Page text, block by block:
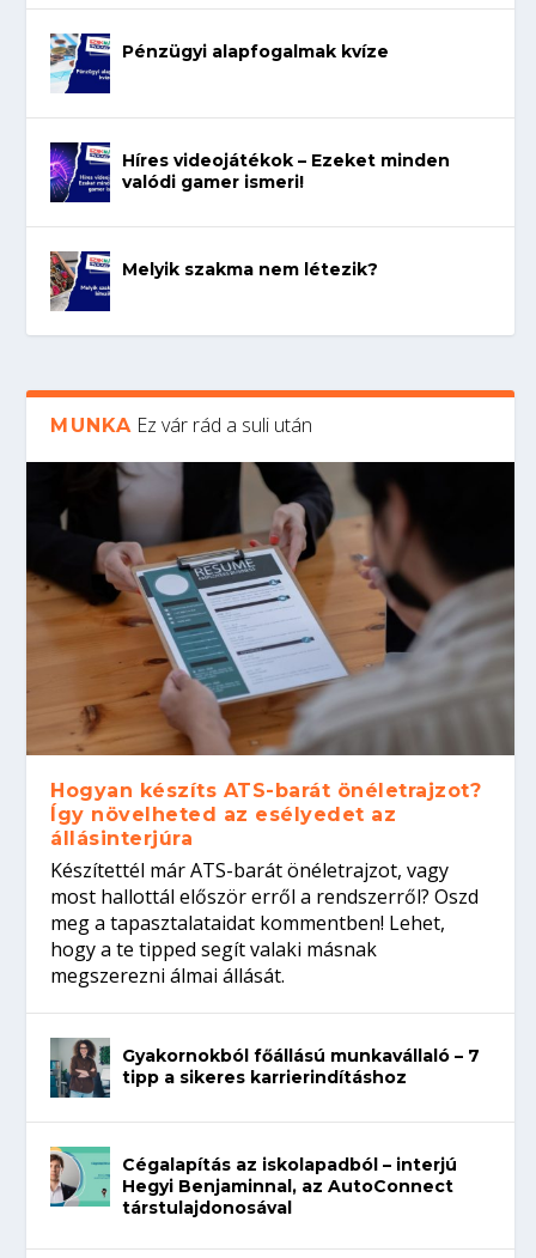
Pénzügyi alapfogalmak kvíze
Híres videojátékok – Ezeket minden
valódi gamer ismeri!
Melyik szakma nem létezik?
MUNKA Ez vár rád a suli után
Hogyan készíts ATS-barát önéletrajzot?
Így növelheted az esélyedet az
állásinterjúra
Készítettél már ATS-barát önéletrajzot, vagy
most hallottál először erről a rendszerről? Oszd
meg a tapasztalataidat kommentben! Lehet,
hogy a te tipped segít valaki másnak
megszerezni álmai állását.
Gyakornokból főállású munkavállaló – 7
tipp a sikeres karrierindításhoz
Cégalapítás az iskolapadból – interjú
Hegyi Benjaminnal, az AutoConnect
társtulajdonosával